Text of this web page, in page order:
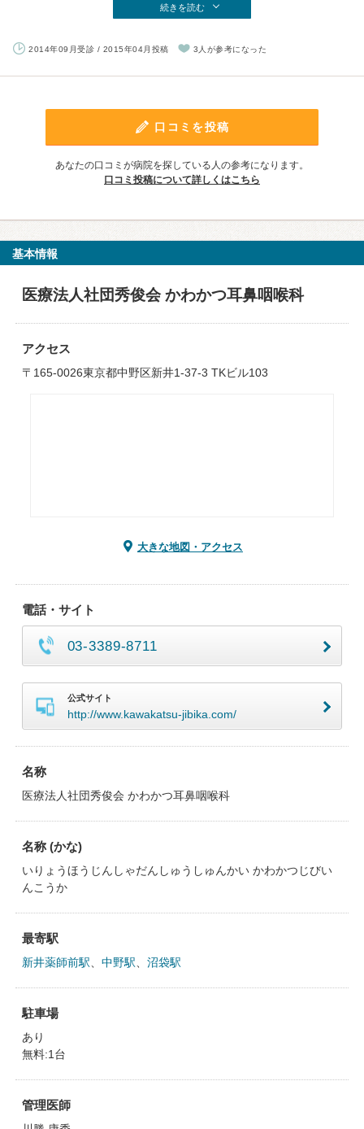
続きを読む
2014年09月受診 / 2015年04月投稿 3人が参考になった
口コミを投稿
あなたの口コミが病院を探している人の参考になります。
口コミ投稿について詳しくはこちら
基本情報
医療法人社団秀俊会 かわかつ耳鼻咽喉科
アクセス
〒165-0026東京都中野区新井1-37-3 TKビル103
大きな地図・アクセス
電話・サイト
03-3389-8711
公式サイト
http://www.kawakatsu-jibika.com/
名称
医療法人社団秀俊会 かわかつ耳鼻咽喉科
名称 (かな)
いりょうほうじんしゃだんしゅうしゅんかい かわかつじびい
んこうか
最寄駅
新井薬師前駅 中野駅 沼袋駅
駐車場
あり
無料:1台
管理医師